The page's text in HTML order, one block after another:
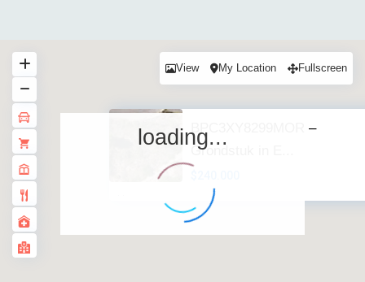
BPC3XY8299MOR –
Grondstuk in E...
loading...
View My Location Fullscreen